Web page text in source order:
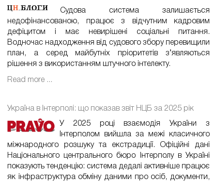
Судова система залишається
недофінансованою, працює з відчутним кадровим
дефіцитом і має невирішені соціальні питання.
Водночас надходження від судового збору перевищили
план, а серед майбутніх пріоритетів з’являються
рішення з використанням штучного інтелекту.
Read more ...
Україна в Інтерполі: що показав звіт НЦБ за 2025 рік
У 2025 році взаємодія України з
Інтерполом вийшла за межі класичного
міжнародного розшуку та екстрадиції. Офіційні дані
Національного центрального бюро Інтерполу в Україні
показують тенденцію: система дедалі активніше працює
як інфраструктура обміну даними про осіб, документи,